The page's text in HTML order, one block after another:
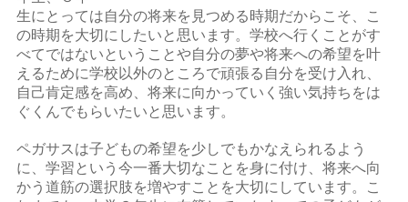
生にとっては自分の将来を見つめる時期だからこそ、こ
の時期を大切にしたいと思います。学校へ行くことがす
べてではないということや自分の夢や将来への希望を叶
えるために学校以外のところで頑張る自分を受け入れ、
自己肯定感を高め、将来に向かっていく強い気持ちをは
ぐくんでもらいたいと思います。
ペガサスは子どもの希望を少しでもかなえられるよう
に、学習という今一番大切なことを身に付け、将来へ向
かう道筋の選択肢を増やすことを大切にしています。こ